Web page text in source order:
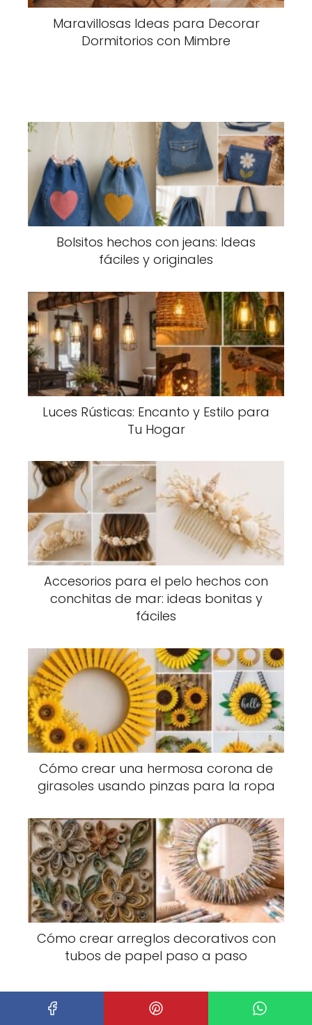
Maravillosas Ideas para Decorar
Dormitorios con Mimbre
Bolsitos hechos con jeans: Ideas
fáciles y originales
Luces Rústicas: Encanto y Estilo para
Tu Hogar
Accesorios para el pelo hechos con
conchitas de mar: ideas bonitas y
fáciles
Cómo crear una hermosa corona de
girasoles usando pinzas para la ropa
Cómo crear arreglos decorativos con
tubos de papel paso a paso